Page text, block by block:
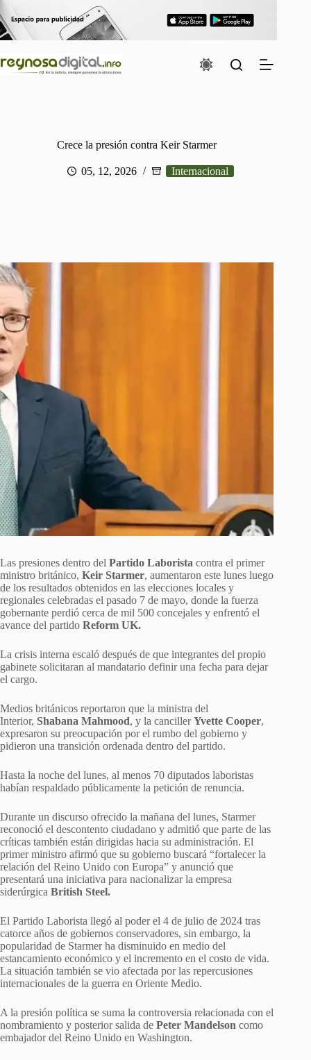
Saltar
al
contenido
Crece la presión contra Keir Starmer
05, 12, 2026 Internacional
Las presiones dentro del Partido Laborista contra el primer
ministro británico, Keir Starmer, aumentaron este lunes luego
de los resultados obtenidos en las elecciones locales y
regionales celebradas el pasado 7 de mayo, donde la fuerza
gobernante perdió cerca de mil 500 concejales y enfrentó el
avance del partido Reform UK.
La crisis interna escaló después de que integrantes del propio
gabinete solicitaran al mandatario definir una fecha para dejar
el cargo.
Medios británicos reportaron que la ministra del
Interior, Shabana Mahmood, y la cancillerYvette Cooper,
expresaron su preocupación por el rumbo del gobierno y
pidieron una transición ordenada dentro del partido.
Hasta la noche del lunes, al menos 70 diputados laboristas
habían respaldado públicamente la petición de renuncia.
Durante un discurso ofrecido la mañana del lunes, Starmer
reconoció el descontento ciudadano y admitió que parte de las
críticas también están dirigidas hacia su administración. El
primer ministro afirmó que su gobierno buscará “fortalecer la
relación del Reino Unido con Europa” y anunció que
presentará una iniciativa para nacionalizar la empresa
siderúrgica British Steel.
El Partido Laborista llegó al poder el 4 de julio de 2024 tras
catorce años de gobiernos conservadores, sin embargo, la
popularidad de Starmer ha disminuido en medio del
estancamiento económico y el incremento en el costo de vida.
La situación también se vio afectada por las repercusiones
internacionales de la guerra en Oriente Medio.
A la presión política se suma la controversia relacionada con el
nombramiento y posterior salida de Peter Mandelson como
embajador del Reino Unido en Washington.